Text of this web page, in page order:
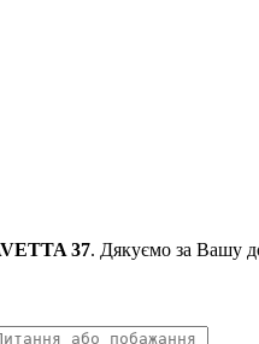
37. Дякуємо за Вашу